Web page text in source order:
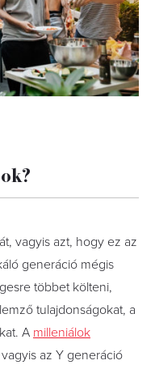
vagyis azt, hogy ez az
generáció mégis
többet költeni,
tulajdonságokat, a
A milleniálok
az Y generáció